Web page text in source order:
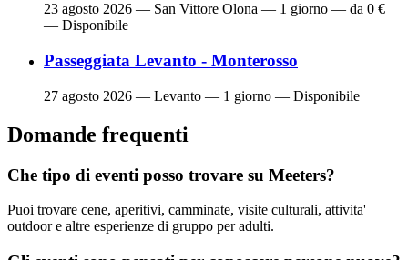
23 agosto 2026 — San Vittore Olona — 1 giorno — da 0 €
— Disponibile
Passeggiata Levanto - Monterosso
27 agosto 2026 — Levanto — 1 giorno — Disponibile
Domande frequenti
Che tipo di eventi posso trovare su Meeters?
Puoi trovare cene, aperitivi, camminate, visite culturali, attivita'
outdoor e altre esperienze di gruppo per adulti.